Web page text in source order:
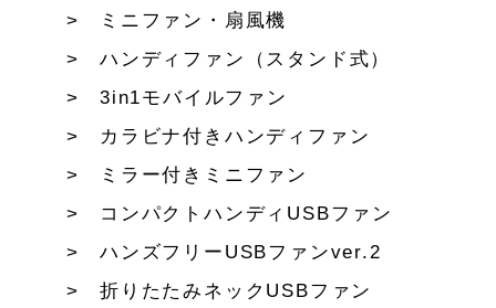
ミニファン・扇風機
ハンディファン（スタンド式）
3in1モバイルファン
カラビナ付きハンディファン
ミラー付きミニファン
コンパクトハンディUSBファン
ハンズフリーUSBファンver.2
折りたたみネックUSBファン